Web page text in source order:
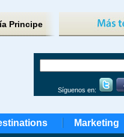
Principe
Síguenos en:
Marketing